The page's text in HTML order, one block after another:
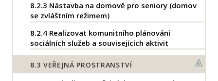
8.2.3 Nástavba na domově pro seniory (domov
se zvláštním režimem)
8.2.4 Realizovat komunitního plánování
sociálních služeb a souvisejících aktivit
8.3 VEŘEJNÁ PROSTRANSTVÍ